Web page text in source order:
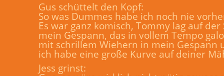
Gus schüttelt den Kopf:
So was Dummes habe ich noch nie
Es war ganz komisch, Tommy lag auf
mein Gespann, das in vollem Tempo
mit schrillem Wiehern in mein Gespann
ich habe eine große Kurve auf deiner
Jess grinst: